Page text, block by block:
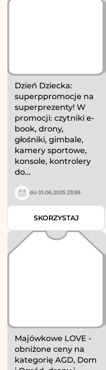
Dzień Dziecka:
superppromocje na
superprezenty! W
promocji: czytniki e-
book, drony,
głośniki, gimbale,
kamery sportowe,
konsole, kontrolery
do...
do 01.06.2025 23:59
SKORZYSTAJ
Majówkowe LOVE -
obniżone ceny na
kategorię AGD, Dom